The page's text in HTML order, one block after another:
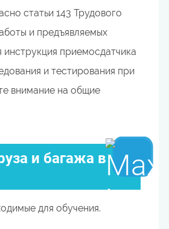
статьи 143 Трудового
и предъявляемых
приемосдатчика
и тестирования при
внимание на общие
и багажа в
для обучения.